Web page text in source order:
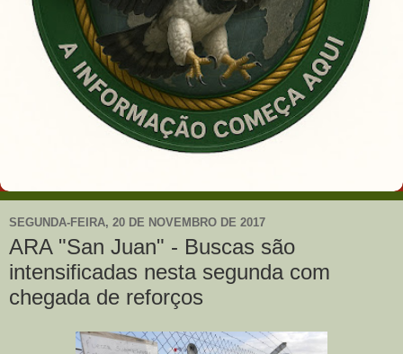
SEGUNDA-FEIRA, 20 DE NOVEMBRO DE 2017
ARA "San Juan" - Buscas são
intensificadas nesta segunda com
chegada de reforços